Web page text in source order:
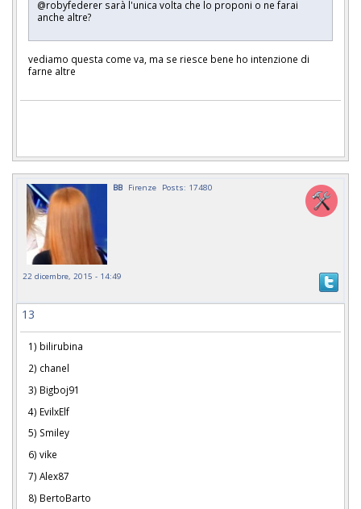
@robyfederer sarà l'unica volta che lo proponi o ne farai
anche altre?
vediamo questa come va, ma se riesce bene ho intenzione di
farne altre
BB Firenze Posts: 17480
22 dicembre, 2015 - 14:49
13
1) bilirubina
2) chanel
3) Bigboj91
4) EvilxElf
5) Smiley
6) vike
7) Alex87
8) BertoBarto